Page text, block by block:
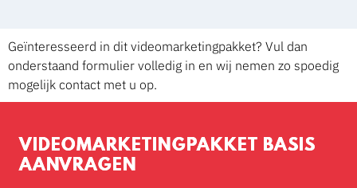
Geïnteresseerd in dit videomarketingpakket? Vul dan
onderstaand formulier volledig in en wij nemen zo spoedig
mogelijk contact met u op.
VIDEOMARKETINGPAKKET BASIS
AANVRAGEN